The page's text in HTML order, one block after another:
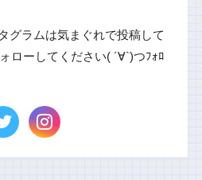
グラムは気まぐれで投稿して
ローしてください( ´∀`)つﾌｫﾛ